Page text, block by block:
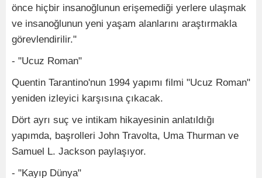
önce hiçbir insanoğlunun erişemediği yerlere ulaşmak
ve insanoğlunun yeni yaşam alanlarını araştırmakla
görevlendirilir."
- "Ucuz Roman"
Quentin Tarantino'nun 1994 yapımı filmi "Ucuz Roman"
yeniden izleyici karşısına çıkacak.
Dört ayrı suç ve intikam hikayesinin anlatıldığı
yapımda, başrolleri John Travolta, Uma Thurman ve
Samuel L. Jackson paylaşıyor.
- "Kayıp Dünya"